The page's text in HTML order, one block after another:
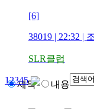
[6]
38019 | 22:32 |
SLR클럽
12345
제목 내용